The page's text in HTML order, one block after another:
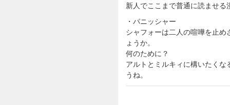
新人でここまで普通に読ませ
・パニッシャー
シャフォーは二人の喧嘩を止
ょうか。
何のために？
アルトとミルキィに構いたく
うね。